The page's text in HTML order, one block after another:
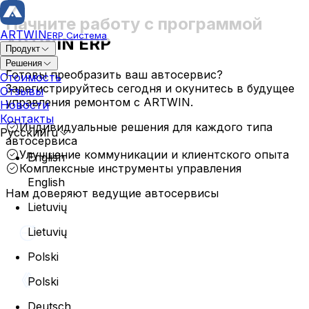
ARTWINERP Система
Продукт
Ремонт и ТС
Заказ наряд
История ремонта
Карточка ТС
Управление владельцем
Планирование сервиса
Мега-планировщик
Управление операциями
Резервация клиента
Назначение техника
Инвентарь и заказы
Управление складом
Решения
Кузовной автосервис
Профессиональный и надежный автосервис,
специализирующийся на профессиональном кузовном
ремонте и высококачественной покраске
Стоимость
Отзывы
Новости
Контакты
Русскийru
English
English
Lietuvių
Lietuvių
Polski
Polski
Deutsch
Начните работу с программой
ARTWIN ERP
Готовы преобразить ваш автосервис?
Зарегистрируйтесь сегодня и окунитесь в будущее
управления ремонтом с ARTWIN.
Индивидуальные решения для каждого типа
автосервиса
Улучшение коммуникации и клиентского опыта
Комплексные инструменты управления
Нам доверяют ведущие автосервисы